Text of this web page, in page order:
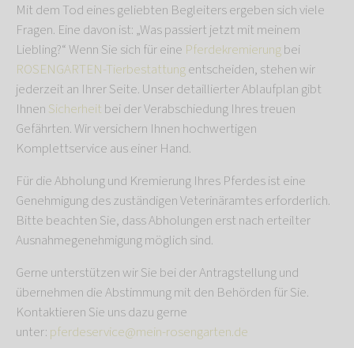
Mit dem Tod eines geliebten Begleiters ergeben sich viele
Fragen. Eine davon ist: „Was passiert jetzt mit meinem
Liebling?“ Wenn Sie sich für eine Pferdekremierungbei
ROSENGARTEN-Tierbestattungentscheiden, stehen wir
jederzeit an Ihrer Seite. Unser detaillierter Ablaufplan gibt
Ihnen Sicherheit bei der Verabschiedung Ihres treuen
Gefährten. Wir versichern Ihnen hochwertigen
Komplettservice aus einer Hand.
Für die Abholung und Kremierung Ihres Pferdes ist eine
Genehmigung des zuständigen Veterinäramtes erforderlich.
Bitte beachten Sie, dass Abholungen erst nach erteilter
Ausnahmegenehmigung möglich sind.
Gerne unterstützen wir Sie bei der Antragstellung und
übernehmen die Abstimmung mit den Behörden für Sie.
Kontaktieren Sie uns dazu gerne
unter: pferdeservice@mein-rosengarten.de